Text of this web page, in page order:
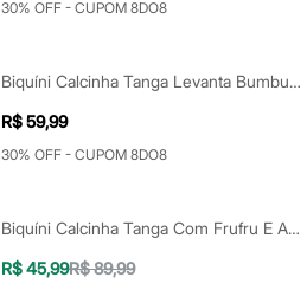
30% OFF - CUPOM 8DO8
Biquíni Calcinha Tanga Levanta Bumbum Estampado Floral Branco
R$ 59,99
30% OFF - CUPOM 8DO8
Biquíni Calcinha Tanga Com Frufru E Amarração Rosa
R$ 45,99R$ 89,99